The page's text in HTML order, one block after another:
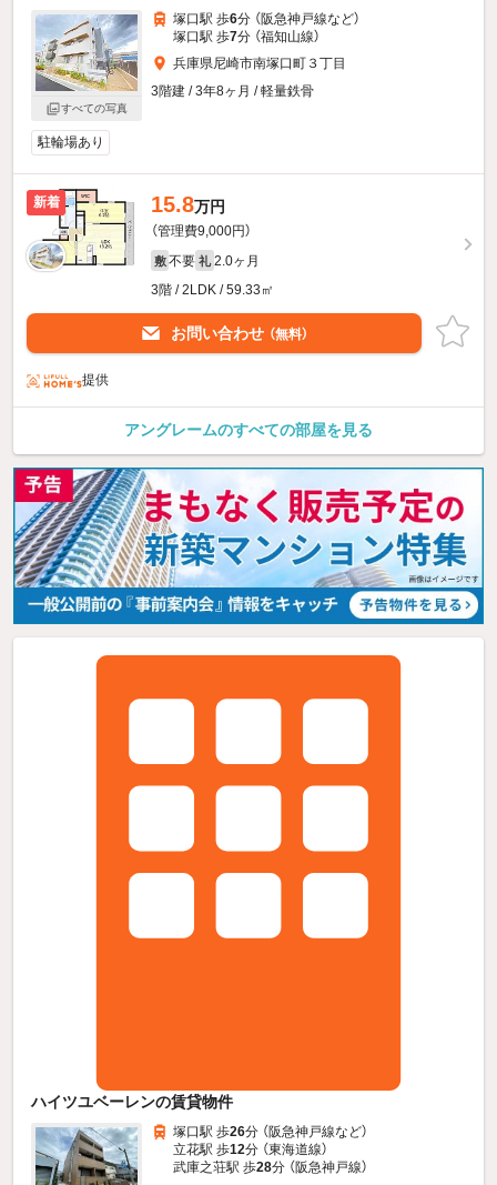
すべての写真
塚口駅 歩6分 （阪急神戸線など）
塚口駅 歩7分 （福知山線）
兵庫県尼崎市南塚口町３丁目
3階建 / 3年8ヶ月 / 軽量鉄骨
駐輪場あり
新着 15.8万円
（管理費9,000円）
敷 不要 礼 2.0ヶ月
3階 / 2LDK / 59.33㎡
お問い合わせ （無料）
提供
アングレームのすべての部屋を見る
ハイツユベーレンの賃貸物件
塚口駅 歩26分 （阪急神戸線など）
立花駅 歩12分 （東海道線）
武庫之荘駅 歩28分 （阪急神戸線）